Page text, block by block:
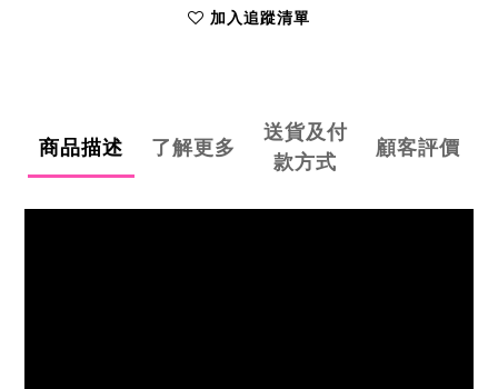
加入追蹤清單
商品描述 了解更多
送貨及付
款方式
顧客評價